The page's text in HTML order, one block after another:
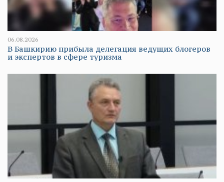
06.08.2026
В Башкирию прибыла делегация ведущих блогеров
и экспертов в сфере туризма